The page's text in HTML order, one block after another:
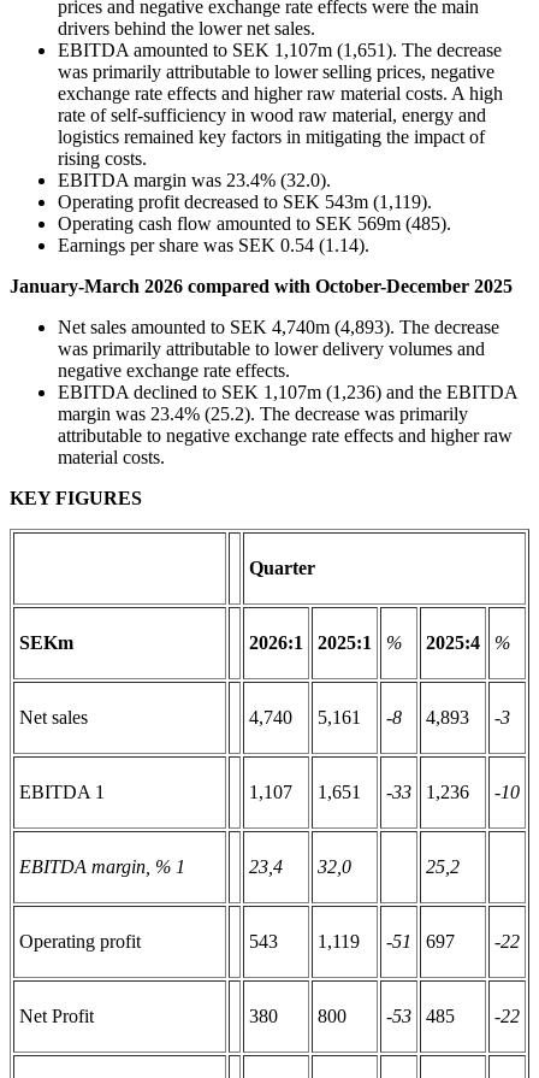
prices and negative exchange rate effects were the main
drivers behind the lower net sales.
EBITDA amounted to SEK 1,107m (1,651). The decrease
was primarily attributable to lower selling prices, negative
exchange rate effects and higher raw material costs. A high
rate of self-sufficiency in wood raw material, energy and
logistics remained key factors in mitigating the impact of
rising costs.
EBITDA margin was 23.4% (32.0).
Operating profit decreased to SEK 543m (1,119).
Operating cash flow amounted to SEK 569m (485).
Earnings per share was SEK 0.54 (1.14).
January-March 2026 compared with October-December 2025
Net sales amounted to SEK 4,740m (4,893). The decrease
was primarily attributable to lower delivery volumes and
negative exchange rate effects.
EBITDA declined to SEK 1,107m (1,236) and the EBITDA
margin was 23.4% (25.2). The decrease was primarily
attributable to negative exchange rate effects and higher raw
material costs.
KEY FIGURES
Quarter
SEKm 2026:1 2025:1 % 2025:4 %
Net sales 4,740 5,161 -8 4,893 -3
EBITDA 1 1,107 1,651 -33 1,236 -10
EBITDA margin, % 1 23,4 32,0 25,2
Operating profit 543 1,119 -51 697 -22
Net Profit 380 800 -53 485 -22